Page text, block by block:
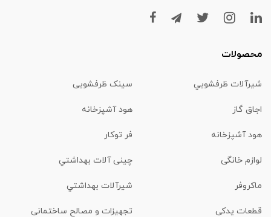
محصولات
شیرآلات ظرفشويي سینک ظرفشویی
اجاق گاز هود آشپزخانه
هود آشپزخانه فر توکار
لوازم خانگی چینی آلات بهداشتي
ماكروفر شیرآلات بهداشتي
قطعات یدکی تجهیزات و مصالح ساختمانی